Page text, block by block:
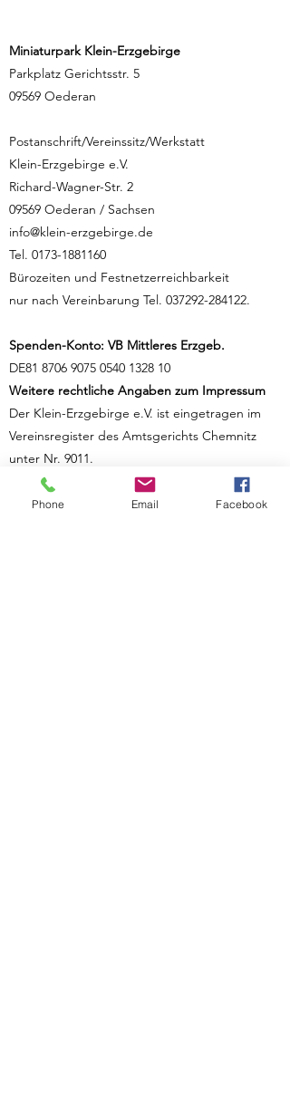
Miniaturpark Klein-Erzgebirge
Parkplatz Gerichtsstr. 5
09569 Oederan
Postanschrift/Vereinssitz/Werkstatt
Klein-Erzgebirge e.V.
Richard-Wagner-Str. 2
09569 Oederan / Sachsen
info@klein-erzgebirge.de
Tel. 0173-1881160
Bürozeiten und Festnetzerreichbarkeit
nur nach Vereinbarung Tel. 037292-284122.
Spenden-Konto: VB Mittleres Erzgeb.
DE81 8706 9075 0540 1328 10
Weitere rechtliche Angaben zum Impressum
Der Klein-Erzgebirge e.V. ist eingetragen im
Vereinsregister des Amtsgerichts Chemnitz
unter Nr. 9011.
Vorstand:
Vorsitzender: Michael Keller
Phone Email Facebook